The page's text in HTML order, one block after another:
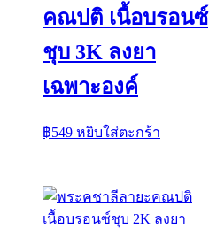
คณปติ เนื้อบรอนซ์
ชุบ 3K ลงยา
เฉพาะองค์
฿549 หยิบใส่ตะกร้า